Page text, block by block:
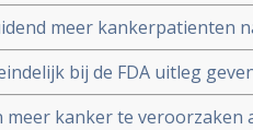
uit meta analyse van 6
meer kankerpatienten
andere jaren
bij de FDA uitleg
en de samenstelling van de
meer kanker te veroorzaken